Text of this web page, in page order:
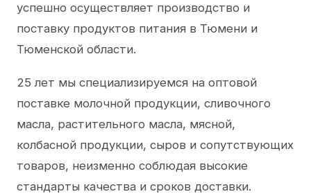
успешно осуществляет производство и
поставку продуктов питания в Тюмени и
Тюменской области.
25 лет мы специализируемся на оптовой
поставке молочной продукции, сливочного
масла, растительного масла, мясной,
колбасной продукции, сыров и сопутствующих
товаров, неизменно соблюдая высокие
стандарты качества и сроков доставки.